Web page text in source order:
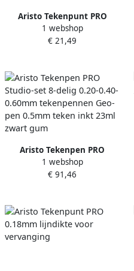
Aristo Tekenpunt PRO
0.70mm lijndikte voor
vervanging
1 webshop
€ 21,49
Aristo Tekenpen PRO
Studio-set 8-delig 0.20-0.40-
0.60mm tekenpennen Geo-
1 webshop
€ 91,46